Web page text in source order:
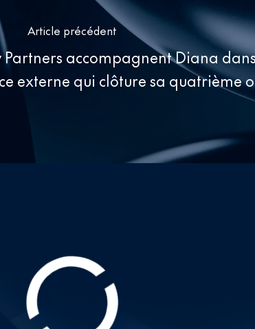
Article précédent
accompagnent Diana
externe qui clôture sa quatrième